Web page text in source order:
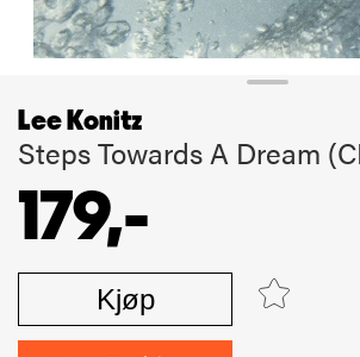
Lee Konitz
Steps Towards A Dream
179,-
Kjøp